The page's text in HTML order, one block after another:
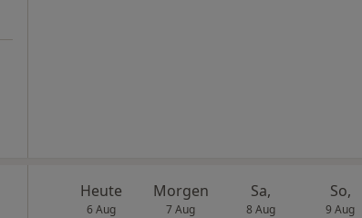
Heute
6 Aug
Morgen
7 Aug
Sa,
8 Aug
So,
9 Aug